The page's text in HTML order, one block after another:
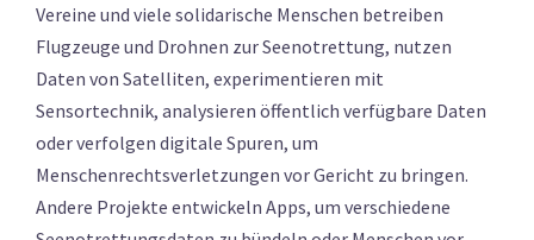
Vereine und viele solidarische Menschen betreiben
Flugzeuge und Drohnen zur Seenotrettung, nutzen
Daten von Satelliten, experimentieren mit
Sensortechnik, analysieren öffentlich verfügbare Daten
oder verfolgen digitale Spuren, um
Menschenrechtsverletzungen vor Gericht zu bringen.
Andere Projekte entwickeln Apps, um verschiedene